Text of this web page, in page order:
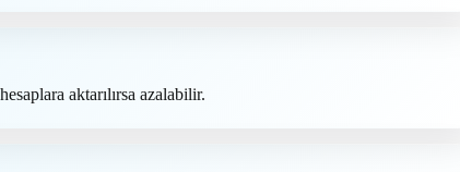
aktarılırsa azalabilir.